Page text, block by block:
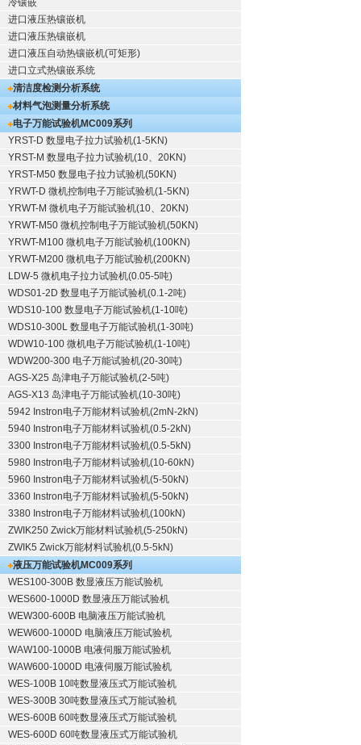
冷镶嵌
进口液压热镶嵌机
进口液压热镶嵌机
进口液压自动热镶嵌机(可矩形)
进口立式热镶嵌系统
清洁度检测分析系统
材料气泡测量分析系统
电子万能试验机MC009系列
YRST-D 数显电子拉力试验机(1-5KN)
YRST-M 数显电子拉力试验机(10、20KN)
YRST-M50 数显电子拉力试验机(50KN)
YRWT-D 微机控制电子万能试验机(1-5KN)
YRWT-M 微机电子万能试验机(10、20KN)
YRWT-M50 微机控制电子万能试验机(50KN)
YRWT-M100 微机电子万能试验机(100KN)
YRWT-M200 微机电子万能试验机(200KN)
LDW-5 微机电子拉力试验机(0.05-5吨)
WDS01-2D 数显电子万能试验机(0.1-2吨)
WDS10-100 数显电子万能试验机(1-10吨)
WDS10-300L 数显电子万能试验机(1-30吨)
WDW10-100 微机电子万能试验机(1-10吨)
WDW200-300 电子万能试验机(20-30吨)
AGS-X25 岛津电子万能试验机(2-5吨)
AGS-X13 岛津电子万能试验机(10-30吨)
5942 Instron电子万能材料试验机(2mN-2kN)
5940 Instron电子万能材料试验机(0.5-2kN)
3300 Instron电子万能材料试验机(0.5-5kN)
5980 Instron电子万能材料试验机(10-60kN)
5960 Instron电子万能材料试验机(5-50kN)
3360 Instron电子万能材料试验机(5-50kN)
3380 Instron电子万能材料试验机(100kN)
ZWIK250 Zwick万能材料试验机(5-250kN)
ZWIK5 Zwick万能材料试验机(0.5-5kN)
液压万能试验机MC009系列
WES100-300B 数显液压万能试验机
WES600-1000D 数显液压万能试验机
WEW300-600B 电脑液压万能试验机
WEW600-1000D 电脑液压万能试验机
WAW100-1000B 电液伺服万能试验机
WAW600-1000D 电液伺服万能试验机
WES-100B 10吨数显液压式万能试验机
WES-300B 30吨数显液压式万能试验机
WES-600B 60吨数显液压式万能试验机
WES-600D 60吨数显液压式万能试验机